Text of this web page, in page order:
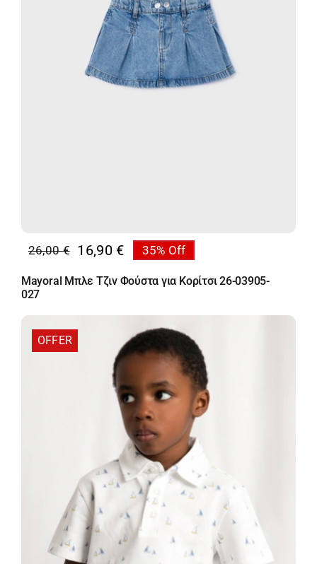
26,00€
Original
price
was:
16,90 €
Η
τρέχουσα
τιμή
16,90 €.
35% Off
Mayoral Μπλε Τζιν Φούστα για Κορίτσι 26-03905-
027
OFFER